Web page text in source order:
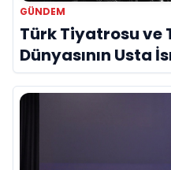
GÜNDEM
Türk Tiyatrosu ve
Dünyasının Usta
Hayatını Kaybetti